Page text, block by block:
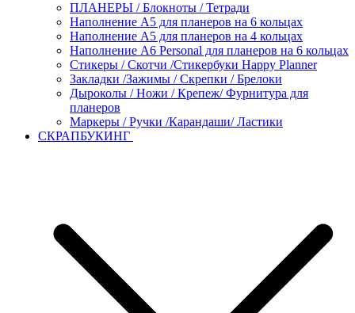
ПЛАНЕРЫ / Блокноты / Тетради
Наполнение А5 для планеров на 6 кольцах
Наполнение А5 для планеров на 4 кольцах
Наполнение А6 Personal для планеров на 6 кольцах
Стикеры / Скотчи /Стикербуки Happy Planner
Закладки /Зажимы / Скрепки / Брелоки
Дыроколы / Ножи / Крепеж/ Фурнитура для
планеров
Маркеры / Ручки /Карандаши/ Ластики
СКРАПБУКИНГ